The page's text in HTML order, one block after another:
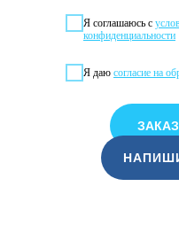
Я соглашаюсь с
конфиденциальности
Я даю согласие на